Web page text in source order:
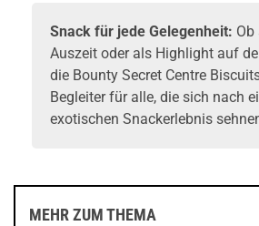
Snack für jede Gelegenheit:
Auszeit oder als Highlight auf
die Bounty Secret Centre
Begleiter für alle, die sich nach
exotischen Snackerlebnis
MEHR ZUM THEMA